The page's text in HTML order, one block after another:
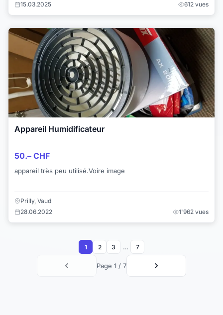
15.03.2025
612 vues
Appareil Humidificateur
50.– CHF
appareil très peu utilisé.Voire image
Prilly, Vaud
28.06.2022
1'962 vues
Page 1 / 7
1 2 3 … 7